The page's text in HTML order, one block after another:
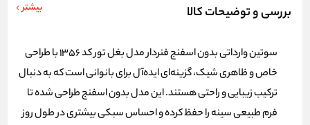
بررسی و توضیحات کالا بیشتر
سوتین وارداتی بدون اسفنج فنردار مدل بغل تور کد 1356 با طراحی
خاص و ظاهری شیک، گزینه‌ای ایده‌آل برای بانوانی است که به دنبال
ترکیب زیبایی و راحتی هستند. این مدل بدون اسفنج طراحی شده تا
فرم طبیعی سینه را حفظ کرده و احساس سبکی بیشتری در طول روز